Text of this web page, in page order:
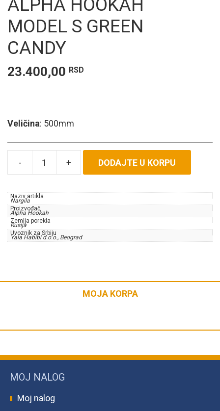
ALPHA HOOKAH
MODEL S GREEN
CANDY
23.400,00 RSD
Veličina: 500mm
Alpha
Model
količina
DODAJTE U KORPU
Naziv artikla
Nargila
Proizvođač
Alpha Hookah
Zemlja porekla
Rusija
Uvoznik za Srbiju
Yala Habibi d.o.o., Beograd
MOJA KORPA
MOJ NALOG
Moj nalog